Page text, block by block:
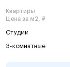
Квартиры
Цена за м2, ₽
Студии
3-комнатные